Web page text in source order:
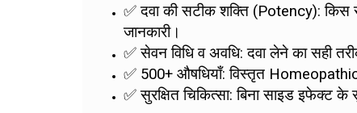
✅ दवा की सटीक शक्ति (Potency): किस
जानकारी।
✅ सेवन विधि व अवधि: दवा लेने का सही
✅ 500+ औषधियाँ: विस्तृत
✅ सुरक्षित चिकित्सा: बिना साइड इफेक्ट के